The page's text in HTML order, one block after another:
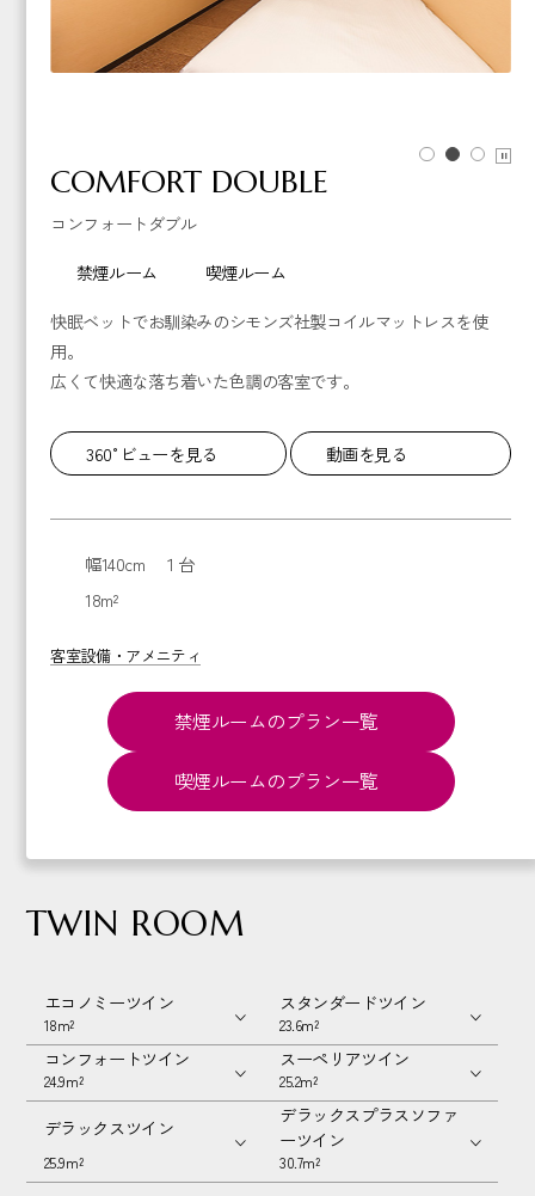
COMFORT DOUBLE
コンフォートダブル
禁煙ルーム
喫煙ルーム
快眠ベットでお馴染みのシモンズ社製コイルマットレスを使
用。
広くて快適な落ち着いた色調の客室です。
360°ビューを見る 動画を見る
幅140cm １台
18m²
客室設備・アメニティ
禁煙ルームのプラン一覧
喫煙ルームのプラン一覧
TWIN ROOM
エコノミーツイン
18m²
スタンダードツイン
23.6m²
コンフォートツイン
24.9m²
スーペリアツイン
25.2m²
デラックスツイン
25.9m²
デラックスプラスソファ
ーツイン
30.7m²